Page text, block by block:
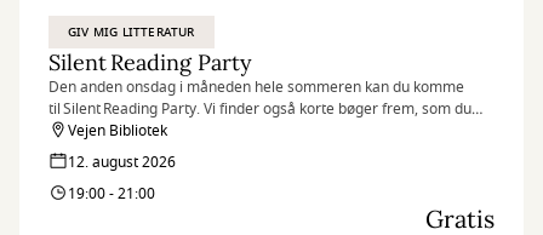
GIV MIG LITTERATUR
Silent Reading Party
Den anden onsdag i måneden hele sommeren kan du komme
til Silent Reading Party. Vi finder også korte bøger frem, som du
kan læse på de to timer – så det er oplagt hvis du vil deltage i
vores læsekonkurrence #VejenLæser
Vi byder altså på vin, kolde drikke og lækre snacks, mens vi
Vejen Bibliotek
12. august 2026
19:00 - 21:00
Gratis